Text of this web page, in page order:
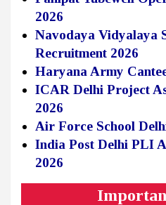
2026
Navodaya Vidyalaya
Recruitment 2026
Haryana Army
ICAR Delhi Project
2026
Air Force School
India Post Delhi PLI
2026